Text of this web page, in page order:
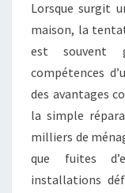
Lorsque surgit
maison, la
est souvent
compétences
des avantages
la simple
milliers de
que fuites
installations